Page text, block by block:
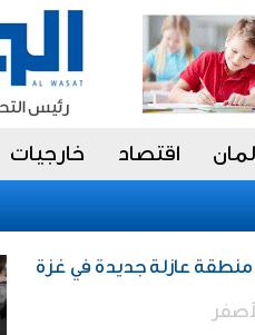
اقتصاد خارجيات
منطقة عازلة جديدة في غزة